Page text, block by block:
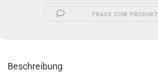
FRAGE ZUM PRODUKT
Beschreibung